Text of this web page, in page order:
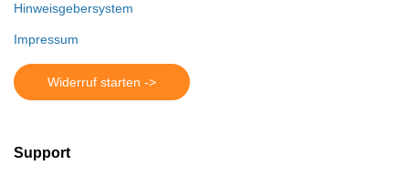
Hinweisgebersystem
Impressum
Widerruf starten ->
Support